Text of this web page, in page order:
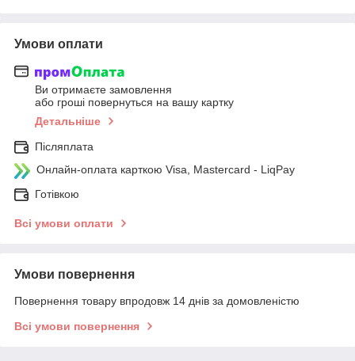
Умови оплати
Ви отримаєте замовлення
або гроші повернуться на вашу картку
Детальніше
Післяплата
Онлайн-оплата карткою Visa, Mastercard - LiqPay
Готівкою
Всі умови оплати
Умови повернення
Повернення товару впродовж 14 днів за домовленістю
Всі умови повернення